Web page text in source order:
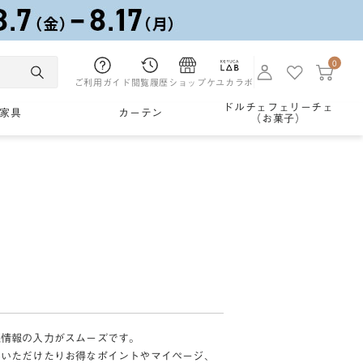
ご利用ガイド 閲覧履歴 ショップケユカラボ
0
家具 カーテン
ドルチェフェリーチェ
（お菓子）
報の入力がスムーズです。
ただけたりお得なポイントやマイページ、